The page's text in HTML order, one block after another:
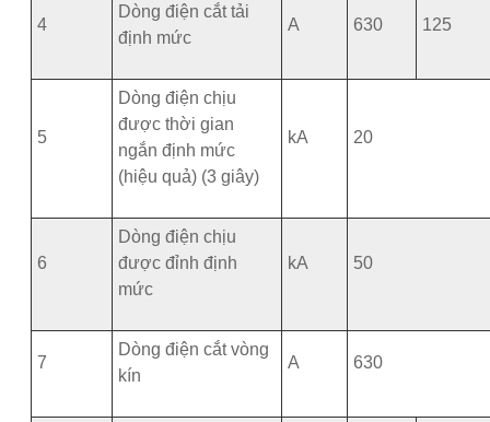
4
Dòng điện cắt tải
định mức
A 630 125
5
Dòng điện chịu
được thời gian
ngắn định mức
(hiệu quả) (3 giây)
kA 20
6
Dòng điện chịu
được đỉnh định
mức
kA 50
7
Dòng điện cắt vòng
kín
A 630